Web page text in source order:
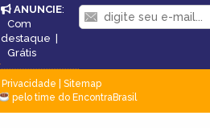
ANUNCIE:
Com
destaque |
Grátis
Privacidade
Sitemap
pelo time do EncontraBrasil